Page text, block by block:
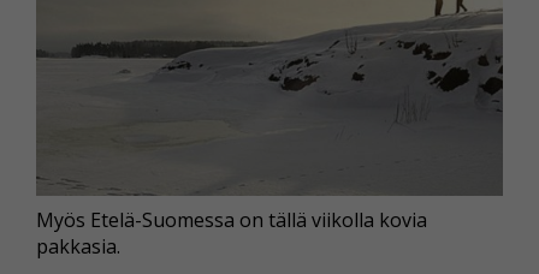
Myös Etelä-Suomessa on tällä viikolla kovia
pakkasia.